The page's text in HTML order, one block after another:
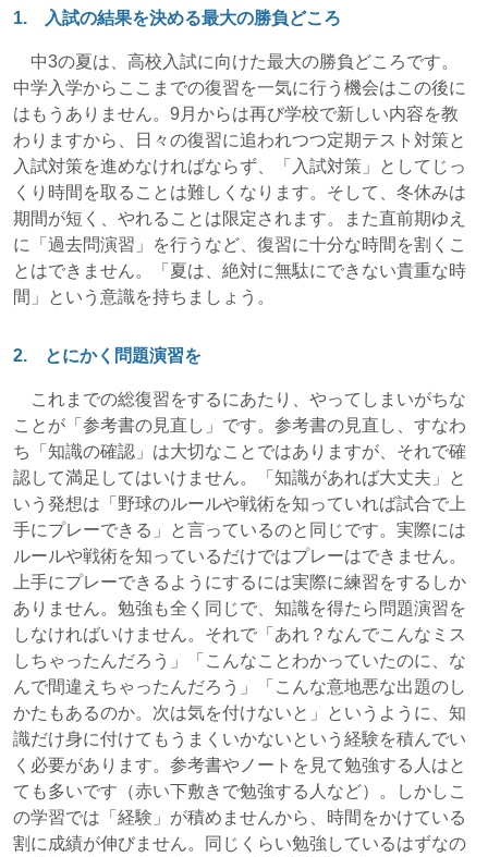
1. 入試の結果を決める最大の勝負どころ
中3の夏は、高校入試に向けた最大の勝負どころです。
中学入学からここまでの復習を一気に行う機会はこの後に
はもうありません。9月からは再び学校で新しい内容を教
わりますから、日々の復習に追われつつ定期テスト対策と
入試対策を進めなければならず、「入試対策」としてじっ
くり時間を取ることは難しくなります。そして、冬休みは
期間が短く、やれることは限定されます。また直前期ゆえ
に「過去問演習」を行うなど、復習に十分な時間を割くこ
とはできません。「夏は、絶対に無駄にできない貴重な時
間」という意識を持ちましょう。
2. とにかく問題演習を
これまでの総復習をするにあたり、やってしまいがちな
ことが「参考書の見直し」です。参考書の見直し、すなわ
ち「知識の確認」は大切なことではありますが、それで確
認して満足してはいけません。「知識があれば大丈夫」と
いう発想は「野球のルールや戦術を知っていれば試合で上
手にプレーできる」と言っているのと同じです。実際には
ルールや戦術を知っているだけではプレーはできません。
上手にプレーできるようにするには実際に練習をするしか
ありません。勉強も全く同じで、知識を得たら問題演習を
しなければいけません。それで「あれ？なんでこんなミス
しちゃったんだろう」「こんなことわかっていたのに、な
んで間違えちゃったんだろう」「こんな意地悪な出題のし
かたもあるのか。次は気を付けないと」というように、知
識だけ身に付けてもうまくいかないという経験を積んでい
く必要があります。参考書やノートを見て勉強する人はと
ても多いです（赤い下敷きで勉強する人など）。しかしこ
の学習では「経験」が積めませんから、時間をかけている
割に成績が伸びません。同じくらい勉強しているはずなの